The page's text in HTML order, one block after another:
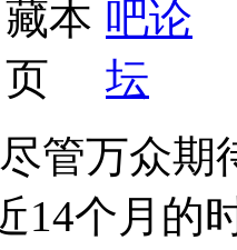
管万众
14个月的